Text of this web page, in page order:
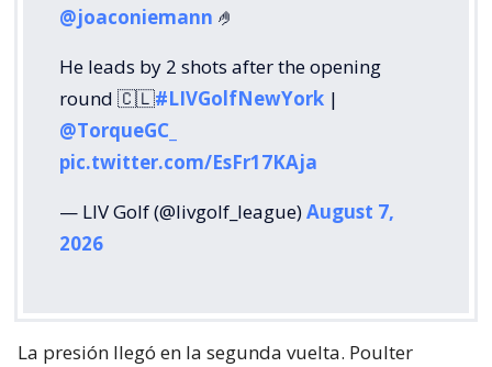
@joaconiemann 🤌
He leads by 2 shots after the opening
round 🇨🇱#LIVGolfNewYork |
@TorqueGC_
pic.twitter.com/EsFr17KAja
— LIV Golf (@livgolf_league)August 7,
2026
La presión llegó en la segunda vuelta. Poulter